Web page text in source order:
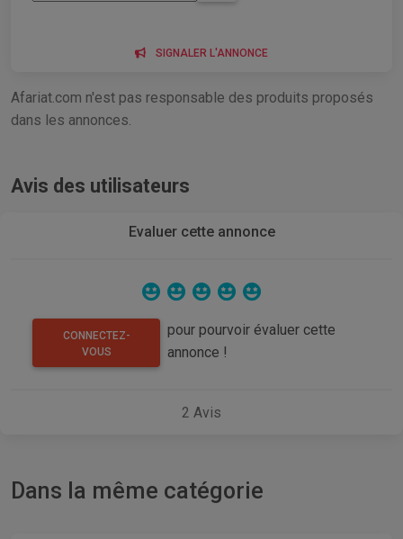
SIGNALER L'ANNONCE
Afariat.com n'est pas responsable des produits proposés
dans les annonces.
Avis des utilisateurs
Evaluer cette annonce
CONNECTEZ-
VOUS
pour pourvoir évaluer cette
annonce !
2 Avis
Dans la même catégorie